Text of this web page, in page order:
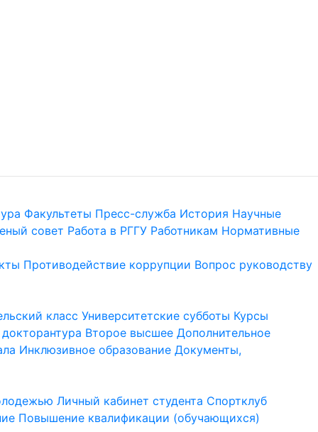
Факультеты Пресс-служба История Научные
совет Работа в РГГУ Работникам Нормативные
Противодействие коррупции Вопрос руководству
класс Университетские субботы Курсы
Второе высшее Дополнительное
Инклюзивное образование Документы,
Личный кабинет студента Спортклуб
Повышение квалификации (обучающихся)